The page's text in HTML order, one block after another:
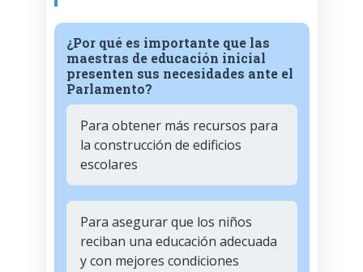
¿Por qué es importante que las
maestras de educación inicial
presenten sus necesidades ante el
Parlamento?
Para obtener más recursos para
la construcción de edificios
escolares
Para asegurar que los niños
reciban una educación adecuada
y con mejores condiciones